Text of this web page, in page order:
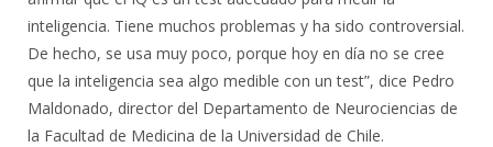
inteligencia. Tiene muchos problemas y ha sido controversial.
De hecho, se usa muy poco, porque hoy en día no se cree
que la inteligencia sea algo medible con un test”, dice Pedro
Maldonado, director del Departamento de Neurociencias de
la Facultad de Medicina de la Universidad de Chile.